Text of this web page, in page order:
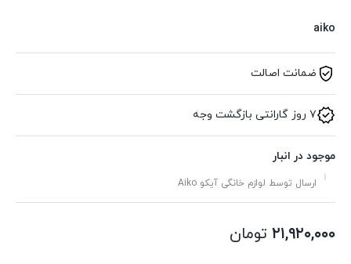
aiko
ضمانت اصالت
۷ روز گارانتی بازگشت وجه
موجود در انبار
ارسال توسط لوازم خانگی آیکو Aiko
۲۱,۹۲۰,۰۰۰ تومان